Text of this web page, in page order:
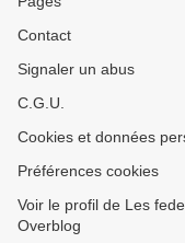
Contact
Signaler un abus
C.G.U.
Cookies et données
Préférences cookies
Voir le profil de Les
Overblog